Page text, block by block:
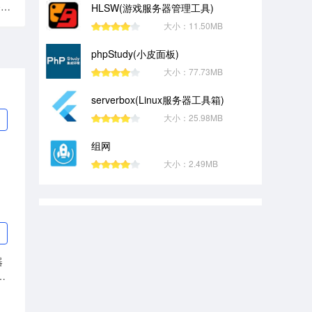
蒲公英服务器端 护卫神PHP套件 HLSW(游戏服务器管理工具)
大小：11.50MB
phpStudy(小皮面板)
大小：77.73MB
serverbox(Linux服务器工具箱)
大小：25.98MB
组网
大小：2.49MB